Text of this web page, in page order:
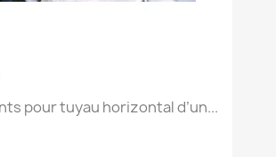
pour tuyau horizontal d’un...